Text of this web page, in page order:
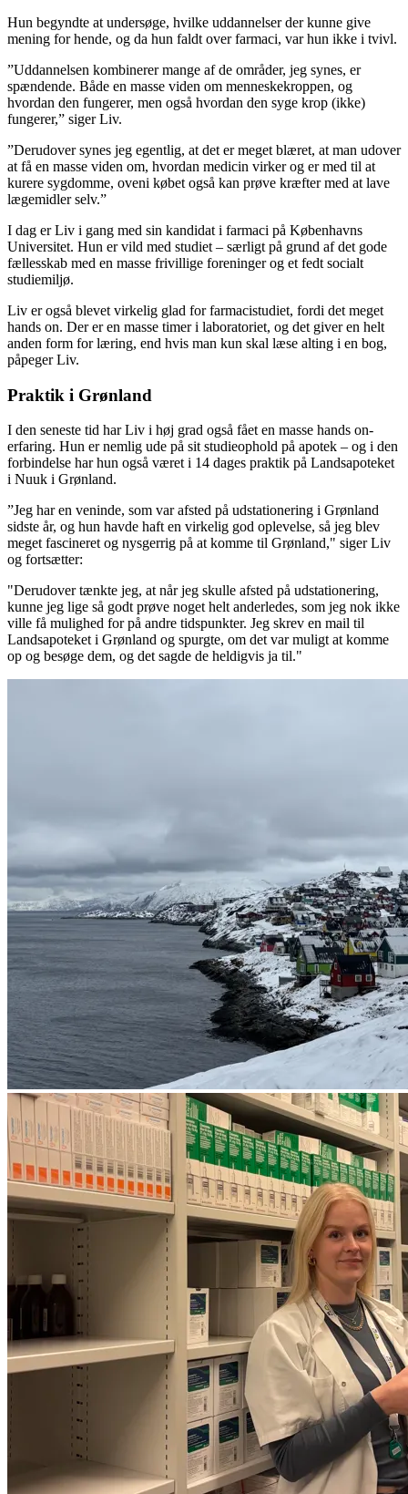
Hun begyndte at undersøge, hvilke uddannelser der kunne give
mening for hende, og da hun faldt over farmaci, var hun ikke i tvivl.
”Uddannelsen kombinerer mange af de områder, jeg synes, er
spændende. Både en masse viden om menneskekroppen, og
hvordan den fungerer, men også hvordan den syge krop (ikke)
fungerer,” siger Liv.
”Derudover synes jeg egentlig, at det er meget blæret, at man udover
at få en masse viden om, hvordan medicin virker og er med til at
kurere sygdomme, oveni købet også kan prøve kræfter med at lave
lægemidler selv.”
I dag er Liv i gang med sin kandidat i farmaci på Københavns
Universitet. Hun er vild med studiet – særligt på grund af det gode
fællesskab med en masse frivillige foreninger og et fedt socialt
studiemiljø.
Liv er også blevet virkelig glad for farmacistudiet, fordi det meget
hands on. Der er en masse timer i laboratoriet, og det giver en helt
anden form for læring, end hvis man kun skal læse alting i en bog,
påpeger Liv.
Praktik i Grønland
I den seneste tid har Liv i høj grad også fået en masse hands on-
erfaring. Hun er nemlig ude på sit studieophold på apotek – og i den
forbindelse har hun også været i 14 dages praktik på Landsapoteket
i Nuuk i Grønland.
”Jeg har en veninde, som var afsted på udstationering i Grønland
sidste år, og hun havde haft en virkelig god oplevelse, så jeg blev
meget fascineret og nysgerrig på at komme til Grønland," siger Liv
og fortsætter:
"Derudover tænkte jeg, at når jeg skulle afsted på udstationering,
kunne jeg lige så godt prøve noget helt anderledes, som jeg nok ikke
ville få mulighed for på andre tidspunkter. Jeg skrev en mail til
Landsapoteket i Grønland og spurgte, om det var muligt at komme
op og besøge dem, og det sagde de heldigvis ja til."